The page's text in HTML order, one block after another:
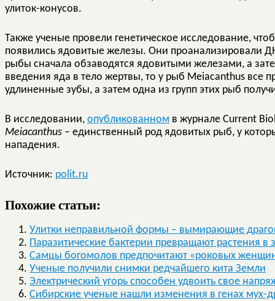
улиток-конусов.
Также ученые провели генетическое исследование,
появились ядовитые железы. Они проанализировали
рыбы сначала обзаводятся ядовитыми железами, а
введения яда в тело жертвы, то у рыб Meiacanthus все
удлиненные зубы, а затем одна из групп этих рыб
В исследовании, опубликованном в журнале Current
Meiacanthus – единственный род ядовитых рыб, у
нападения.
Источник: polit.ru
Похожие статьи:
Улитки неправильной формы – вымирающие
Паразитические бактерии превращают растения в
Самцы богомолов предпочитают «роковых
Ученые получили снимки редчайшего кита Земли
Электрический угорь способен удвоить свое
Сибирские ученые нашли изменения в генах мух-